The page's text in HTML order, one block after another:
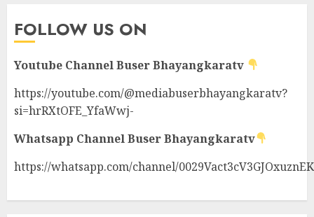
FOLLOW US ON
Youtube ChannelBuser Bhayangkaratv
https://youtube.com/@mediabuserbhayangkaratv?
si=hrRXtOFE_YfaWwj-
Whatsapp ChannelBuser Bhayangkaratv
https://whatsapp.com/channel/